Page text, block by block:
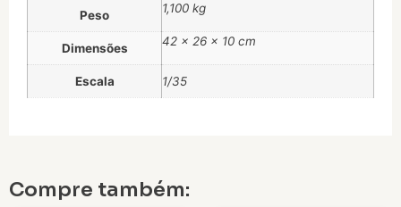
Peso 1,100 kg
Dimensões 42 × 26 × 10 cm
Escala 1/35
Compre também: